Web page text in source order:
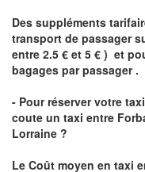
Des suppléments
transport de passager
entre 2.5 € et 5 € ) et
bagages par passager .
- Pour réserver votre
coute un taxi entre
Lorraine ?
Le Coût moyen en taxi